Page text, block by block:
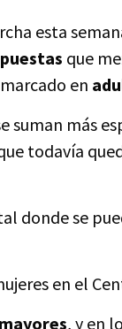
esta
que
en
suman más
todavía
donde se
en el
, y en